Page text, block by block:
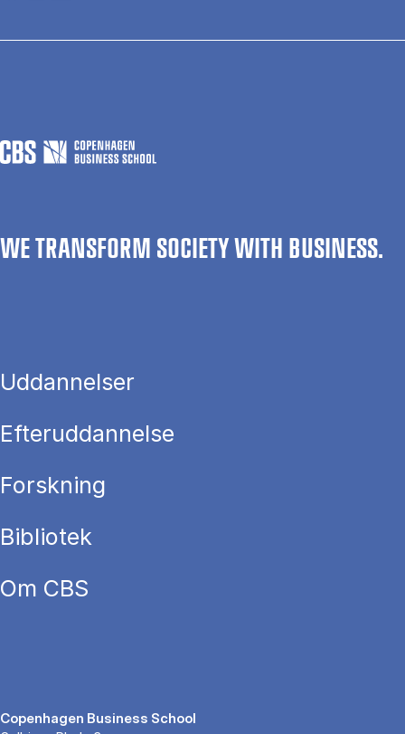
WE TRANSFORM SOCIETY WITH BUSINESS.
Uddannelser
Efteruddannelse
Forskning
Bibliotek
Om CBS
Copenhagen Business School